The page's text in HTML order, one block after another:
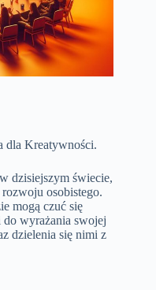
dla Kreatywności.
dzisiejszym świecie,
osobistego.
mogą czuć się
wyrażania swojej
dzielenia się nimi z